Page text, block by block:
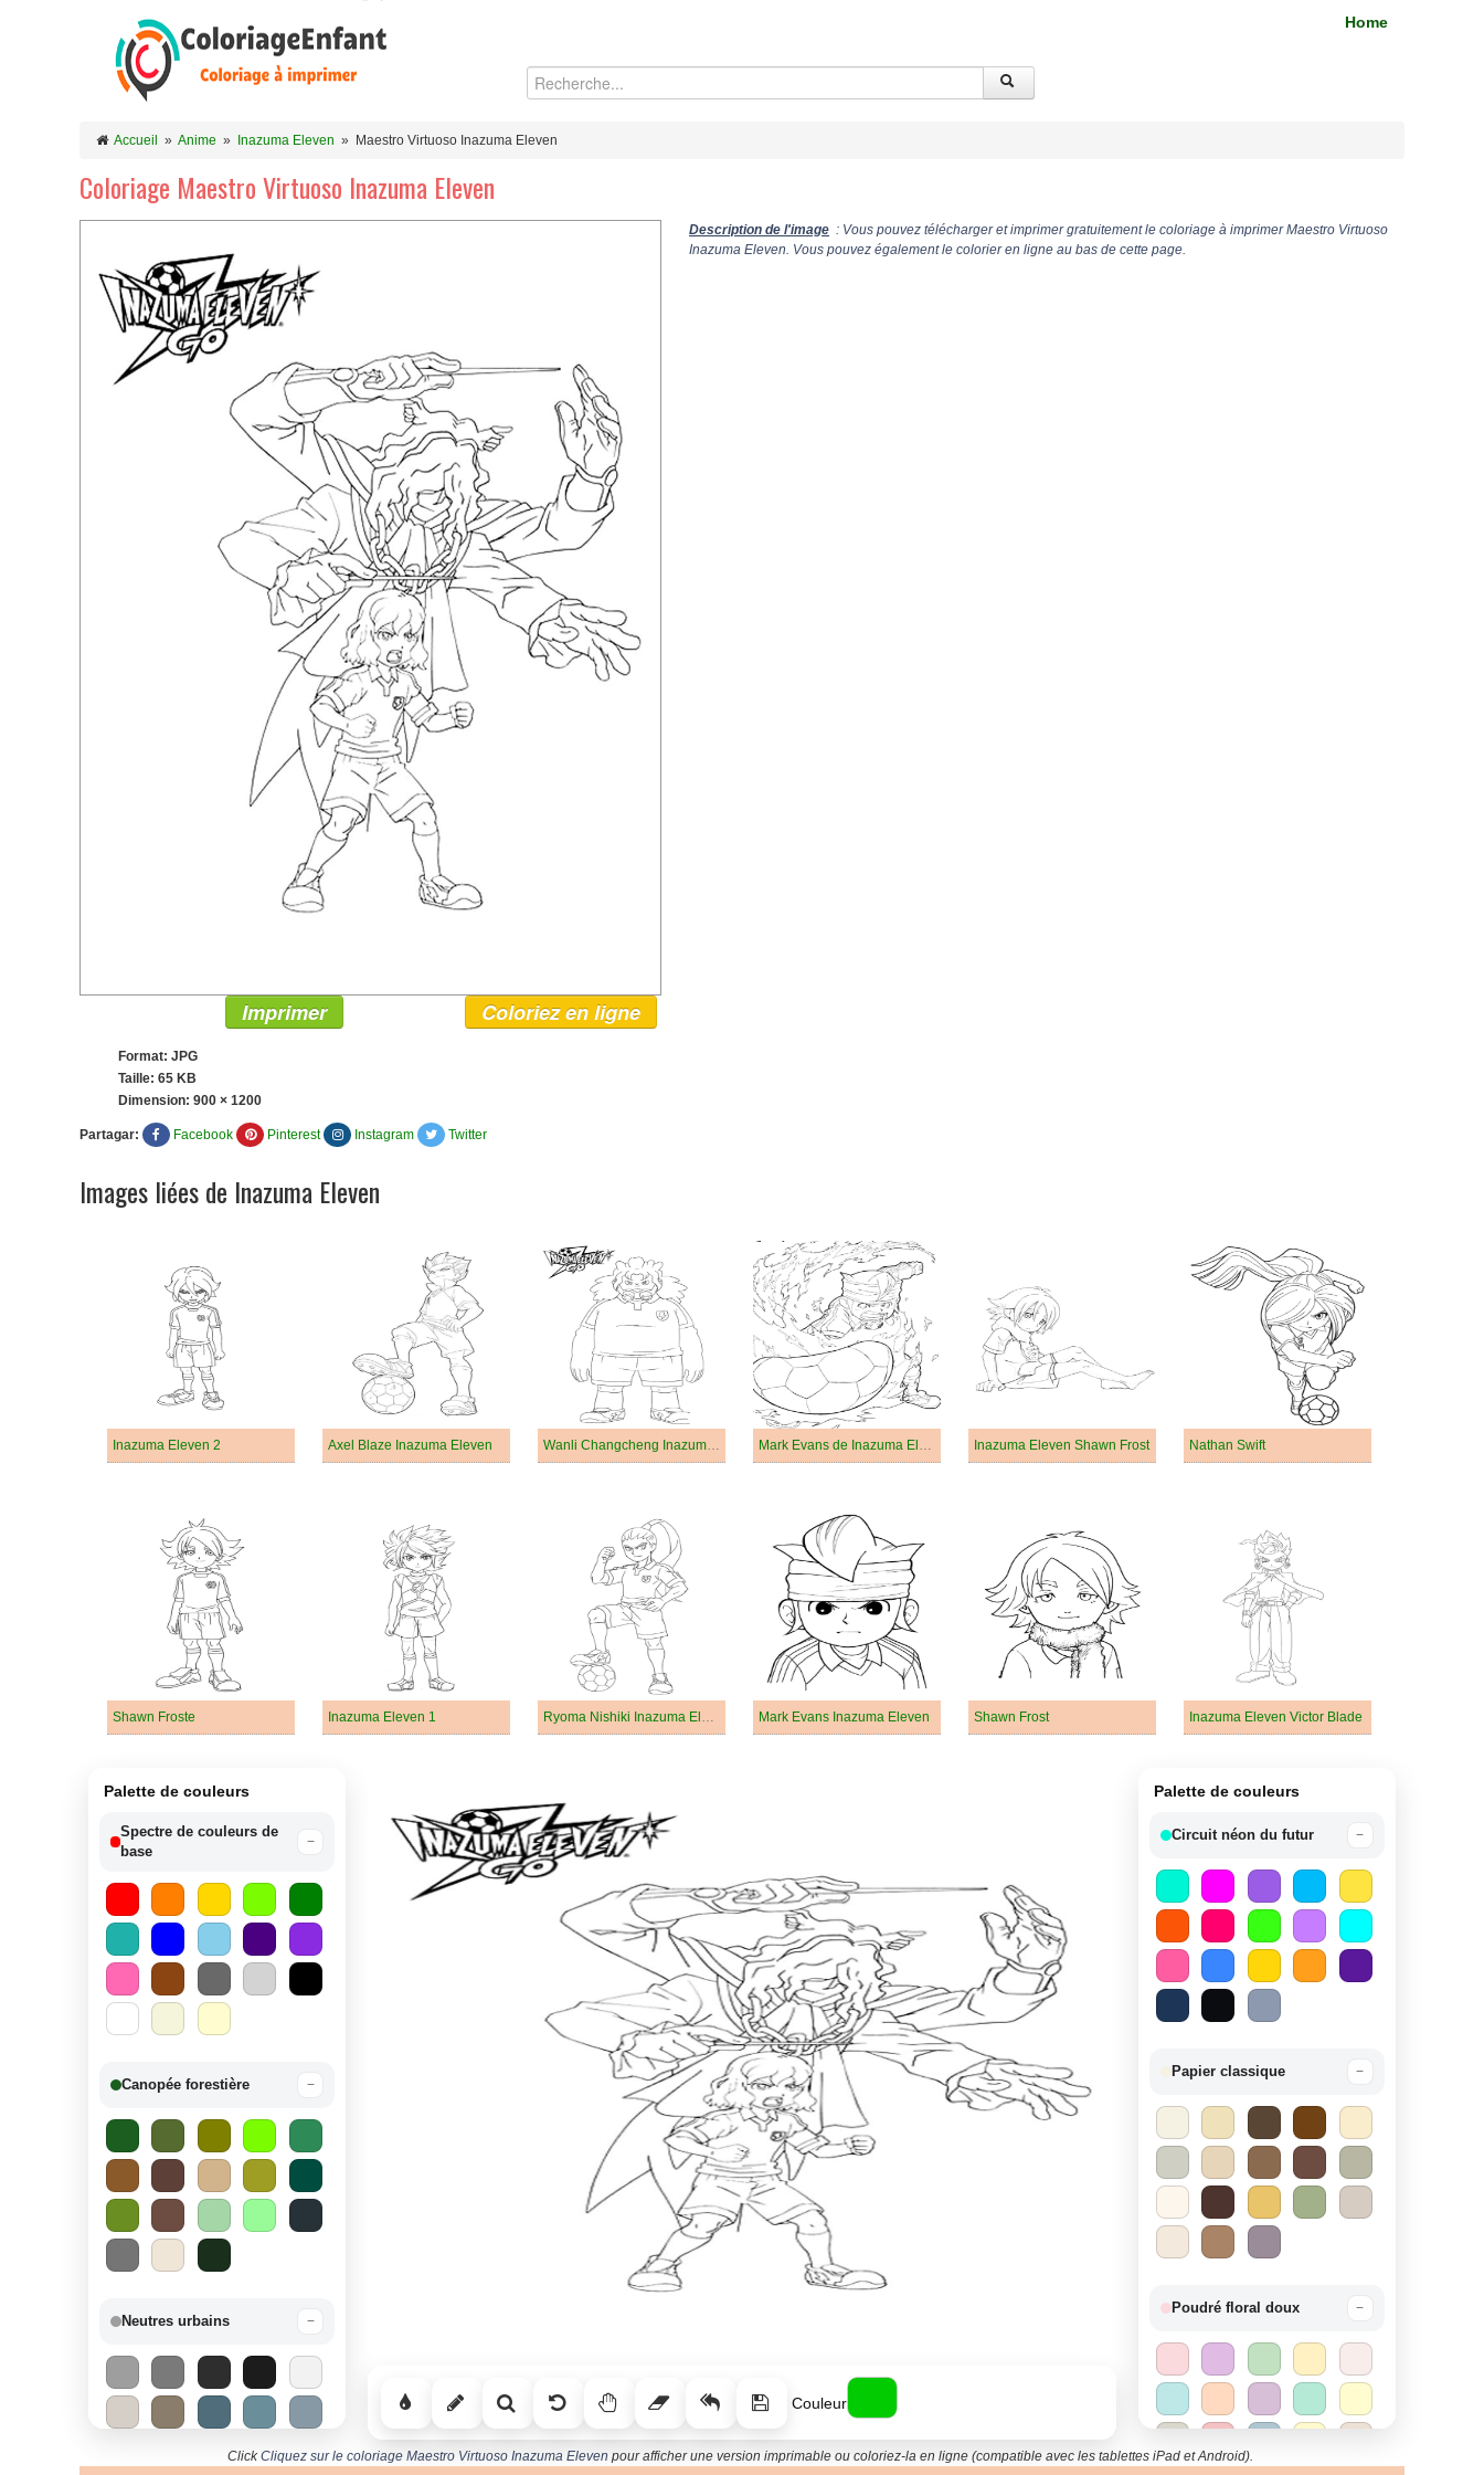
Home
Accueil » Anime » Inazuma Eleven » Maestro Virtuoso Inazuma Eleven
Coloriage Maestro Virtuoso Inazuma Eleven
Description de l'image : Vous pouvez télécharger et imprimer gratuitement le coloriage à imprimer Maestro Virtuoso
Inazuma Eleven. Vous pouvez également le colorier en ligne au bas de cette page.
Imprimer Coloriez en ligne
Format: JPG
Taille: 65 KB
Dimension: 900 × 1200
Partagar: Facebook Pinterest Instagram Twitter
Images liées de Inazuma Eleven
Inazuma Eleven 2 Axel Blaze Inazuma Eleven Wanli Changcheng Inazuma Eleven Mark Evans de Inazuma Eleven Inazuma Eleven Shawn Frost Nathan Swift
Shawn Froste Inazuma Eleven 1 Ryoma Nishiki Inazuma Eleven Mark Evans Inazuma Eleven Shawn Frost Inazuma Eleven Victor Blade
Palette de couleurs
Spectre de couleurs de
base
−
Canopée forestière −
Neutres urbains −
Couleur
Palette de couleurs
Circuit néon du futur −
Papier classique −
Poudré floral doux −
ClickCliquez sur le coloriage Maestro Virtuoso Inazuma Eleven pour afficher une version imprimable ou coloriez-la en ligne (compatible avec les tablettes iPad et Android).